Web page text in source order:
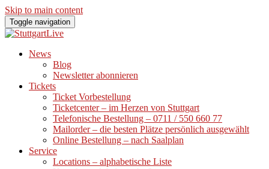
Skip to main content
Toggle navigation
News
Blog
Newsletter abonnieren
Tickets
Ticket Vorbestellung
Ticketcenter – im Herzen von Stuttgart
Telefonische Bestellung – 0711 / 550 660 77
Mailorder – die besten Plätze persönlich ausgewählt
Online Bestellung – nach Saalplan
Service
Locations – alphabetische Liste